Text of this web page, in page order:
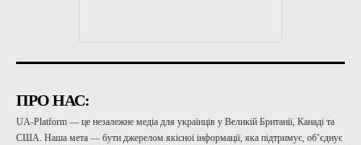
ПРО НАС:
UA-Platform — це незалежне медіа для українців у Великій Британії, Канаді та
США. Наша мета — бути джерелом якісної інформації, яка підтримує, об’єднує